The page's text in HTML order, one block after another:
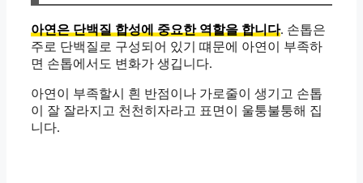
아연은 단백질 합성에 중요한 역할을 합니다. 손톱은
주로 단백질로 구성되어 있기 떄문에 아연이 부족하
면 손톱에서도 변화가 생깁니다.
아연이 부족할시 흰 반점이나 가로줄이 생기고 손톱
이 잘 잘라지고 천천히자라고 표면이 울퉁불퉁해 집
니다.